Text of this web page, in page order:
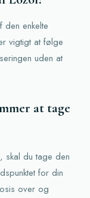
enkelte
vigtigt at følge
uden at
at tage
skal du tage den
for din
over og